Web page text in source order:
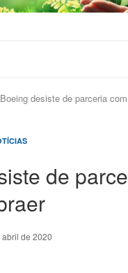
Boeing desiste de parceria
de
de 2020